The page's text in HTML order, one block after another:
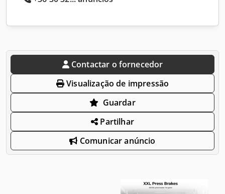
Contactar o fornecedor
Visualização de impressão
Guardar
Partilhar
Comunicar anúncio